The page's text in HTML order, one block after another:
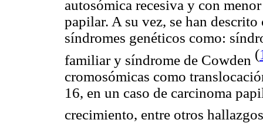
autosómica recesiva y con
papilar. A su vez, se han
síndromes genéticos como:
familiar y síndrome de Cowden (
cromosómicas como
16, en un caso de carcinoma
crecimiento, entre otros